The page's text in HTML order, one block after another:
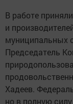
В работе
и
муниципальных
Председатель
Хадеев.
но в полную